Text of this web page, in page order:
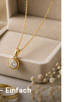
Einfach